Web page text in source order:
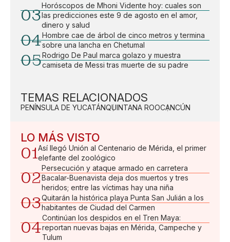
03
Horóscopos de Mhoni Vidente hoy: cuales son
las predicciones este 9 de agosto en el amor,
dinero y salud
04Hombre cae de árbol de cinco metros y termina
sobre una lancha en Chetumal
05Rodrigo De Paul marca golazo y muestra
camiseta de Messi tras muerte de su padre
TEMAS RELACIONADOS
PENÍNSULA DE YUCATÁNQUINTANA ROOCANCÚN
LO MÁS VISTO
01Así llegó Unión al Centenario de Mérida, el primer
elefante del zoológico
02
Persecución y ataque armado en carretera
Bacalar-Buenavista deja dos muertos y tres
heridos; entre las víctimas hay una niña
03Quitarán la histórica playa Punta San Julián a los
habitantes de Ciudad del Carmen
04
Continúan los despidos en el Tren Maya:
reportan nuevas bajas en Mérida, Campeche y
Tulum